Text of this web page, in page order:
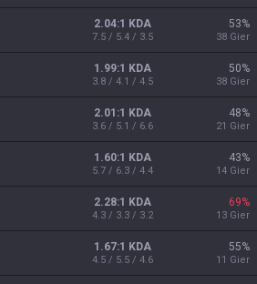
2.04:1 KDA
7.5 / 5.4 / 3.5
53%
38 Gier
1.99:1 KDA
3.8 / 4.1 / 4.5
50%
38 Gier
2.01:1 KDA
3.6 / 5.1 / 6.6
48%
21 Gier
1.60:1 KDA
5.7 / 6.3 / 4.4
43%
14 Gier
2.28:1 KDA
4.3 / 3.3 / 3.2
69%
13 Gier
1.67:1 KDA
4.5 / 5.5 / 4.6
55%
11 Gier